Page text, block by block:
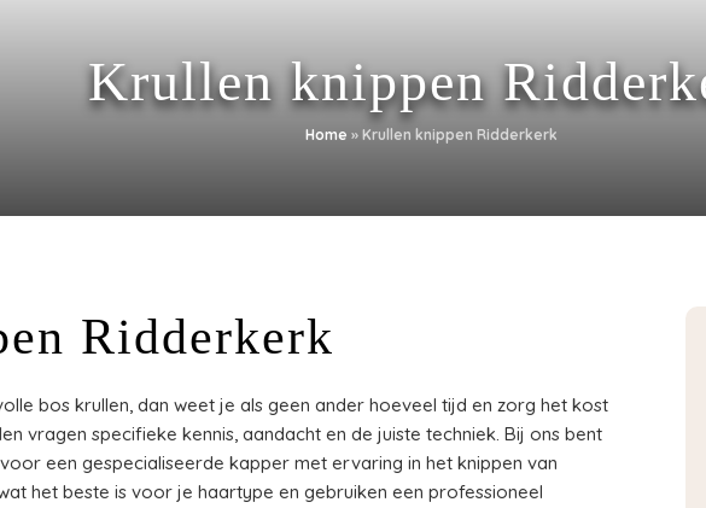
Krullen knippen
Home »Krullen knippen Ridderkerk
Ridderkerk
bos krullen, dan weet je als geen ander hoeveel tijd en zorg het kost
vragen specifieke kennis, aandacht en de juiste techniek. Bij ons bent
een gespecialiseerde kapper met ervaring in het knippen van
het beste is voor je haartype en gebruiken een professioneel